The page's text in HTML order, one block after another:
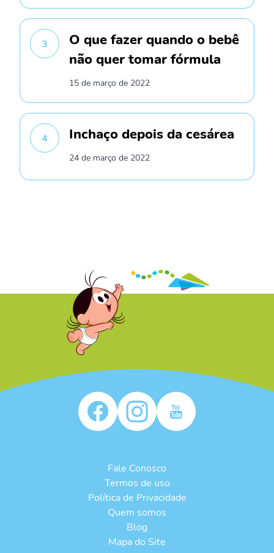
3
O que fazer quando o bebê
não quer tomar fórmula
15 de março de 2022
4 Inchaço depois da cesárea
24 de março de 2022
Fale Conosco
Termos de uso
Política de Privacidade
Quem somos
Blog
Mapa do Site